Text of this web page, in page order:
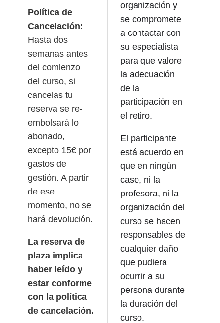
Política de
Cancelación:
Hasta dos
semanas antes
del comienzo
del curso, si
cancelas tu
reserva se re-
embolsará lo
abonado,
excepto 15€ por
gastos de
gestión. A partir
de ese
momento, no se
hará devolución.
La reserva de
plaza implica
haber leído y
estar conforme
con la política
de cancelación.
organización y
se compromete
a contactar con
su especialista
para que valore
la adecuación
de la
participación en
el retiro.
El participante
está acuerdo en
que en ningún
caso, ni la
profesora, ni la
organización del
curso se hacen
responsables de
cualquier daño
que pudiera
ocurrir a su
persona durante
la duración del
curso.